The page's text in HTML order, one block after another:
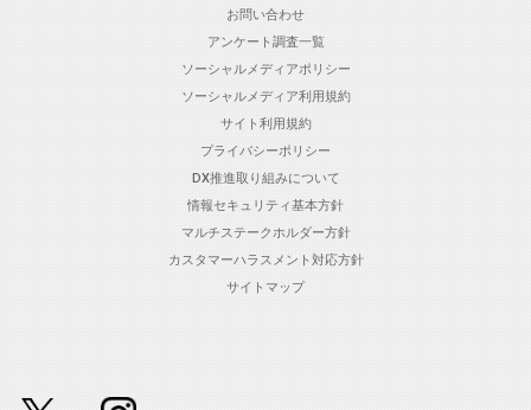
お問い合わせ
アンケート調査一覧
ソーシャルメディアポリシー
ソーシャルメディア利用規約
サイト利用規約
プライバシーポリシー
DX推進取り組みについて
情報セキュリティ基本方針
マルチステークホルダー方針
カスタマーハラスメント対応方針
サイトマップ